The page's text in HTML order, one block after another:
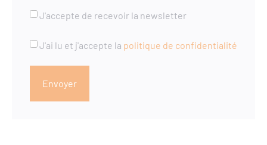
J'accepte de recevoir la newsletter
J'ai lu et j'accepte la politique de confidentialité
Envoyer